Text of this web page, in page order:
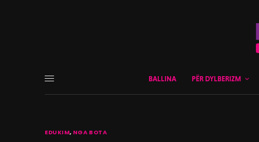
BALLINA PËR DYLBERIZM
EDUKIM, NGA BOTA